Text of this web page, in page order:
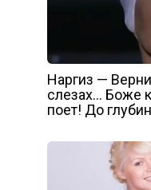
Наргиз —
слезах… Боже
поет! До